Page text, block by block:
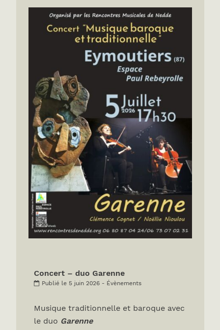
Concert – duo Garenne
Publié le 5 juin 2026 - Évènements
Musique traditionnelle et baroque avec
le duo Garenne